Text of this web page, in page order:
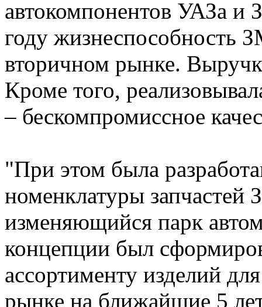
автокомпонентов УАЗа и
году жизнеспособность
вторичном рынке.
Кроме того,
– бескомпромиссное
"При этом была
номенклатуры
изменяющийся парк
концепции был
ассортименту изделий
рынке на ближайшие 5